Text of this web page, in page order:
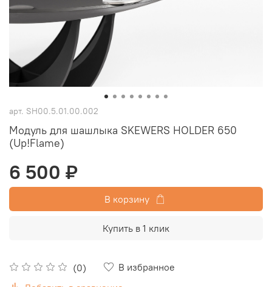
арт. SH00.5.01.00.002
Модуль для шашлыка SKEWERS HOLDER 650
(Up!Flame)
(0)
В избранное
6 500 ₽
В корзину
Купить в 1 клик